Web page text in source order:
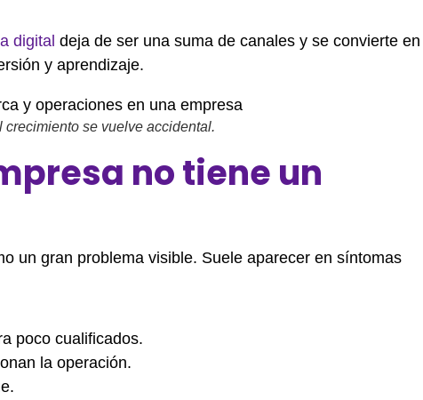
digital deja de ser una suma de canales y se convierte en
y aprendizaje.
se vuelve accidental.
no tiene un
un gran problema visible. Suele aparecer en síntomas
poco cualificados.
la operación.